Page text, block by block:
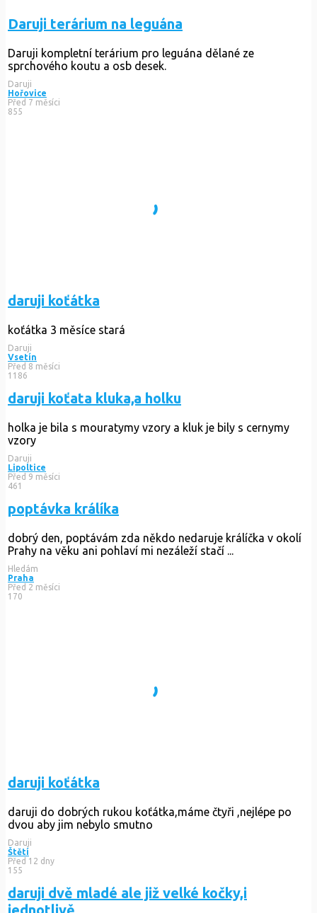
Daruji terárium na leguána
Daruji kompletní terárium pro leguána dělané ze
sprchového koutu a osb desek.
Daruji
Hořovice
Před 7 měsíci
855
daruji koťátka
koťátka 3 měsíce stará
Daruji
Vsetín
Před 8 měsíci
1186
daruji koťata kluka,a holku
holka je bila s mouratymy vzory a kluk je bily s cernymy
vzory
Daruji
Lipoltice
Před 9 měsíci
461
poptávka králíka
dobrý den, poptávám zda někdo nedaruje králíčka v okolí
Prahy na věku ani pohlaví mi nezáleží stačí ...
Hledám
Praha
Před 2 měsíci
170
daruji koťátka
daruji do dobrých rukou koťátka,máme čtyři ,nejlépe po
dvou aby jim nebylo smutno
Daruji
Štětí
Před 12 dny
155
daruji dvě mladé ale již velké kočky,i
jednotlivě